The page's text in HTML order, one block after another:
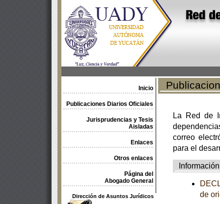
Inicio
Publicaciones Diarios Oficiales
Jurisprudencias y Tesis
Aisladas
Enlaces
Otros enlaces
Página del
Abogado General
Dirección de Asuntos Jurídicos
La Red de
correo
para el
Información
de